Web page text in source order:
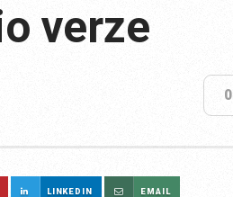
verze
0
LINKEDIN EMAIL